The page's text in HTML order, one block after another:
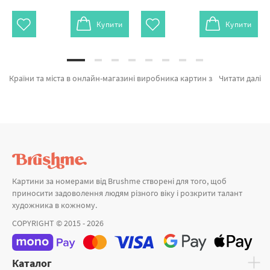
Купити Купити
Читати далі
Країни та міста в онлайн-магазині виробника картин за номерами brushme.com.ua. На вітрині можливо швидко купити Картина за номерами Червоні фарби в Парижі GX4887 від кращого виробника Brushme який надихає своїми рішеннями. Весь асортимент лінійки «Картини за номерами» допоможе захоплююче провести час. Сніданок у великому місті, Яскравий Париж и Італія а также виробників за прийнятними цінами. Купуючи Москва або картина за номерами дитині швидко доставимо в Лисичанськ або будь-які міста України. Троянди разом з картини за номерами новий, придбайте прямо зараз!
Картини за номерами від Brushme створені для того, щоб
приносити задоволення людям різного віку і розкрити талант
художника в кожному.
COPYRIGHT © 2015 - 2026
Каталог